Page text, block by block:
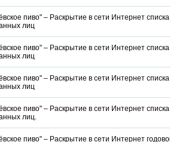
пиво" – Раскрытие в сети Интернет списка
лиц
пиво" – Раскрытие в сети Интернет списка
лиц
пиво" – Раскрытие в сети Интернет списка
лиц
пиво" – Раскрытие в сети Интернет списка
лиц.
пиво" – Раскрытие в сети Интернет